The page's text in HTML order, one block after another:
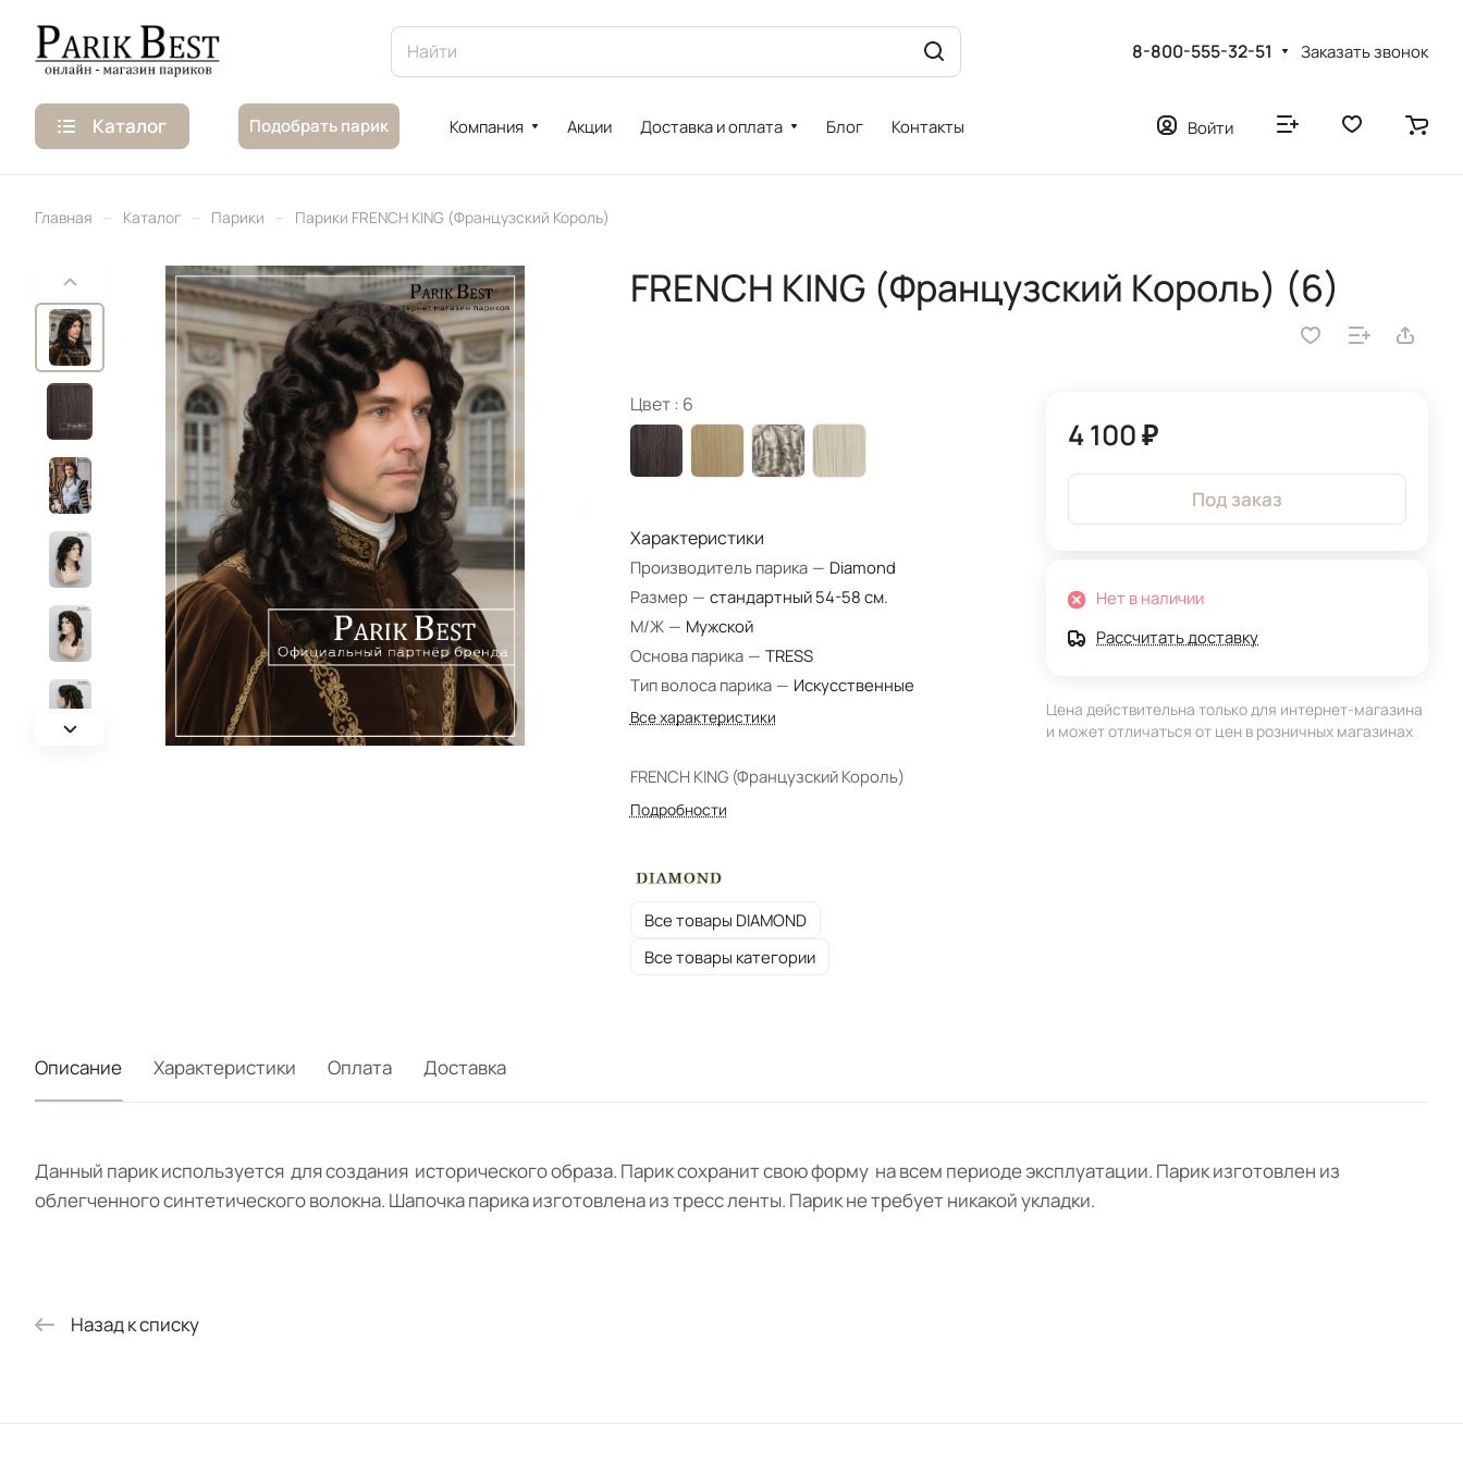
8-800-555-32-51 Заказать звонок
Каталог Подобрать парик Компания Акции Доставка и оплата Блог Контакты Войти
Главная – Каталог – Парики – Парики FRENCH KING (Французский Король)
FRENCH KING (Французский Король) (6)
Цвет : 6
Характеристики
Производитель парика — Diamond
Размер — стандартный 54-58 см.
М/Ж — Мужской
Основа парика — TRESS
Тип волоса парика — Искусственные
Все характеристики
FRENCH KING (Французский Король)
Подробности
Все товары DIAMOND
Все товары категории
4 100 ₽
Под заказ
Нет в наличии
Рассчитать доставку
Цена действительна только для интернет-магазина
и может отличаться от цен в розничных магазинах
Описание Характеристики Оплата Доставка
Данный парик используется для создания исторического образа. Парик сохранит свою форму на всем периоде эксплуатации. Парик изготовлен из
облегченного синтетического волокна. Шапочка парика изготовлена из тресс ленты. Парик не требует никакой укладки.
Назад к списку